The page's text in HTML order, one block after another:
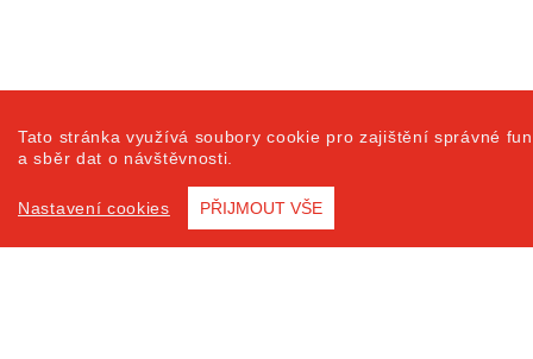
Tato stránka využívá soubory cookie pro zajištění správné
a sběr dat o návštěvnosti.
Nastavení cookies PŘIJMOUT VŠE